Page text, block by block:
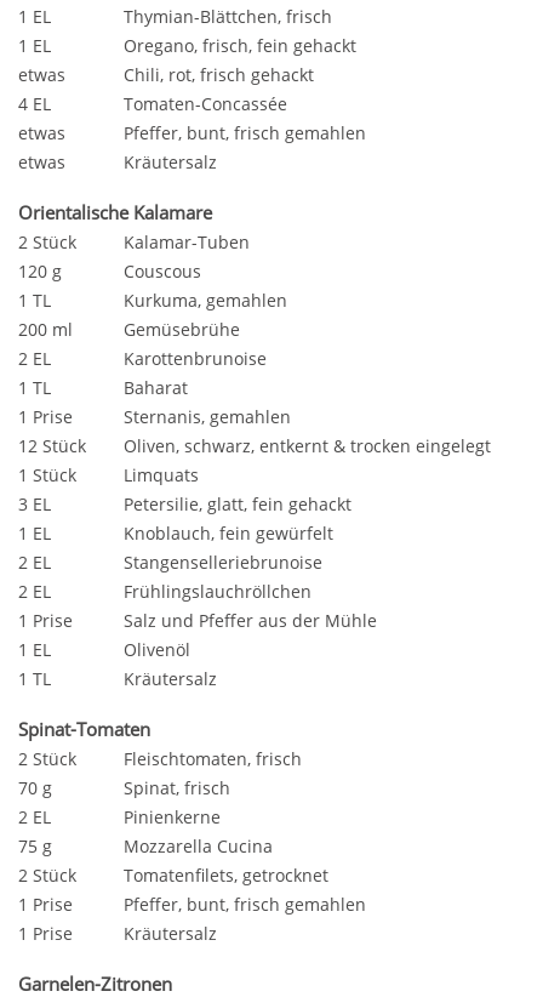
1 EL
Thymian-Blättchen, frisch
1 EL
Oregano, frisch, fein gehackt
etwas
Chili, rot, frisch gehackt
4 EL
Tomaten-Concassée
etwas
Pfeffer, bunt, frisch gemahlen
etwas
Kräutersalz
Orientalische Kalamare
2 Stück
Kalamar-Tuben
120 g
Couscous
1 TL
Kurkuma, gemahlen
200 ml
Gemüsebrühe
2 EL
Karottenbrunoise
1 TL
Baharat
1 Prise
Sternanis, gemahlen
12 Stück
Oliven, schwarz, entkernt & trocken eingelegt
1 Stück
Limquats
3 EL
Petersilie, glatt, fein gehackt
1 EL
Knoblauch, fein gewürfelt
2 EL
Stangenselleriebrunoise
2 EL
Frühlingslauchröllchen
1 Prise
Salz und Pfeffer aus der Mühle
1 EL
Olivenöl
1 TL
Kräutersalz
Spinat-Tomaten
2 Stück
Fleischtomaten, frisch
70 g
Spinat, frisch
2 EL
Pinienkerne
75 g
Mozzarella Cucina
2 Stück
Tomatenfilets, getrocknet
1 Prise
Pfeffer, bunt, frisch gemahlen
1 Prise
Kräutersalz
Garnelen-Zitronen